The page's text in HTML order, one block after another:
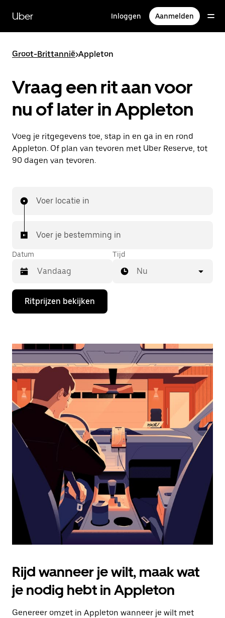
naar
hoofdinhoud
Uber Inloggen Aanmelden
Groot-Brittannië>Appleton
Vraag een rit aan voor
nu of later in Appleton
Voeg je ritgegevens toe, stap in en ga in en rond
Appleton. Of plan van tevoren met Uber Reserve, tot
90 dagen van tevoren.
Voer locatie in
Voer je bestemming in
Datum
Druk
de
de
te
openen
een
datum
te
selecteren.
Druk
Escape
agenda
te
sluiten.
Tijd
Nu
Ritprijzen bekijken
Rijd wanneer je wilt, maak wat
je nodig hebt in Appleton
Genereer omzet in Appleton wanneer je wilt met